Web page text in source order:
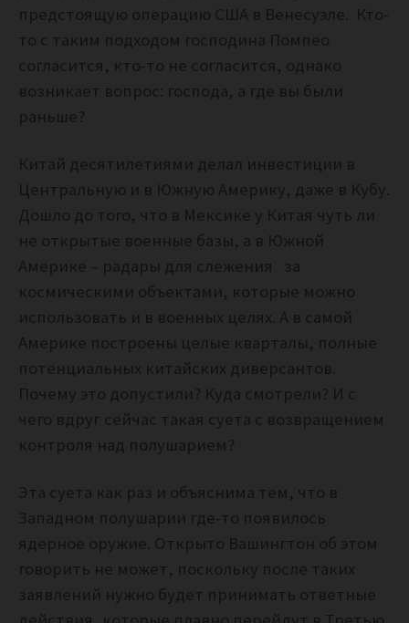
предстоящую операцию США в Венесуэле. Кто-
то с таким подходом господина Помпео
согласится, кто-то не согласится, однако
возникает вопрос: господа, а где вы были
раньше?
Китай десятилетиями делал инвестиции в
Центральную и в Южную Америку, даже в Кубу.
Дошло до того, что в Мексике у Китая чуть ли
не открытые военные базы, а в Южной
Америке – радары для слежения за
космическими объектами, которые можно
использовать и в военных целях. А в самой
Америке построены целые кварталы, полные
потенциальных китайских диверсантов.
Почему это допустили? Куда смотрели? И с
чего вдруг сейчас такая суета с возвращением
контроля над полушарием?
Эта суета как раз и объяснима тем, что в
Западном полушарии где-то появилось
ядерное оружие. Открыто Вашингтон об этом
говорить не может, поскольку после таких
заявлений нужно будет принимать ответные